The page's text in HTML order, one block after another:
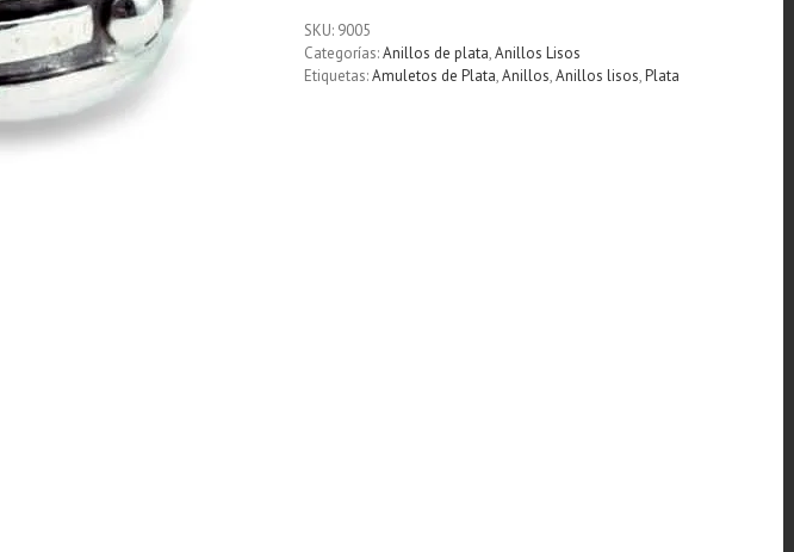
con
Cruz
SKU: 9005
Categorías:Anillos de plata,Anillos Lisos
Etiquetas:Amuletos de Plata,Anillos,Anillos lisos,Plata